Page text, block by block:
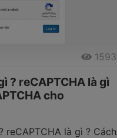
1593
? reCAPTCHA là gì
cho
reCAPTCHA là gì ? Cách